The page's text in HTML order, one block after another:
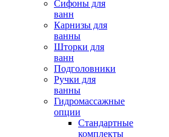
Сифоны для
ванн
Карнизы для
ванны
Шторки для
ванн
Подголовники
Ручки для
ванны
Гидромассажные
опции
Стандартные
комплекты